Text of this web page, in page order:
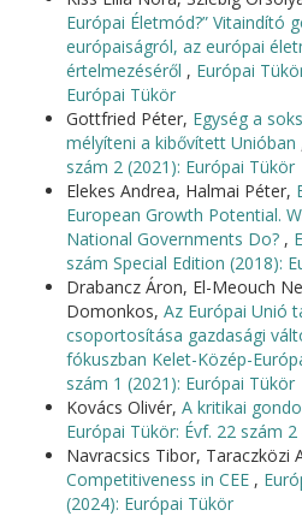
Európai Életmód?” Vitaindító
európaiságról, az európai
értelmezéséről , Európai
Európai Tükör
Gottfried Péter, Egység a
mélyíteni a kibővített Unióban
szám 2 (2021): Európai Tükör
Elekes Andrea, Halmai Péter,
European Growth Potential.
National Governments Do? ,
szám Special Edition (2018):
Drabancz Áron, El-Meouch
Domonkos, Az Európai Unió
csoportosítása gazdasági
fókuszban Kelet-Közép-
szám 1 (2021): Európai Tükör
Kovács Olivér, A kritikai
Európai Tükör: Évf. 22 szám
Navracsics Tibor, Taraczközi
Competitiveness in CEE ,
(2024): Európai Tükör